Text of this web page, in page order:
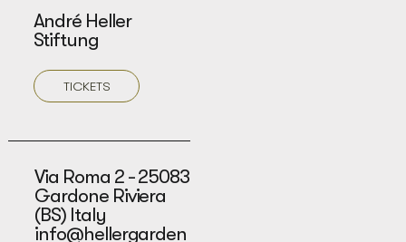
André Heller
Stiftung
TICKETS
Via Roma 2 - 25083
Gardone Riviera
(BS) Italy
info@hellergarden